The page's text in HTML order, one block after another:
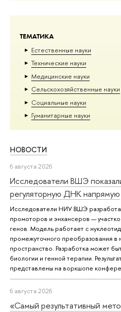
ТЕМАТИКА
Естественные науки
Тех­ничес­кие науки
Медицинские науки
Сельскохозяйственные науки
Социальные науки
Гуманитарные науки
НОВОСТИ
6 августа 2026
Исследователи ВШЭ
регуляторную ДНК напрямую
Исследователи НИУ ВШЭ
промоторов и энхансеров —
генов. Модель работает с
промежуточного преобразования
пространство. Разработка может
биологии и генной терапии.
представлены на воркшопе
6 августа 2026
«Самый результативный